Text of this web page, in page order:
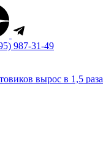
987-31-49
вырос в 1,5 раза